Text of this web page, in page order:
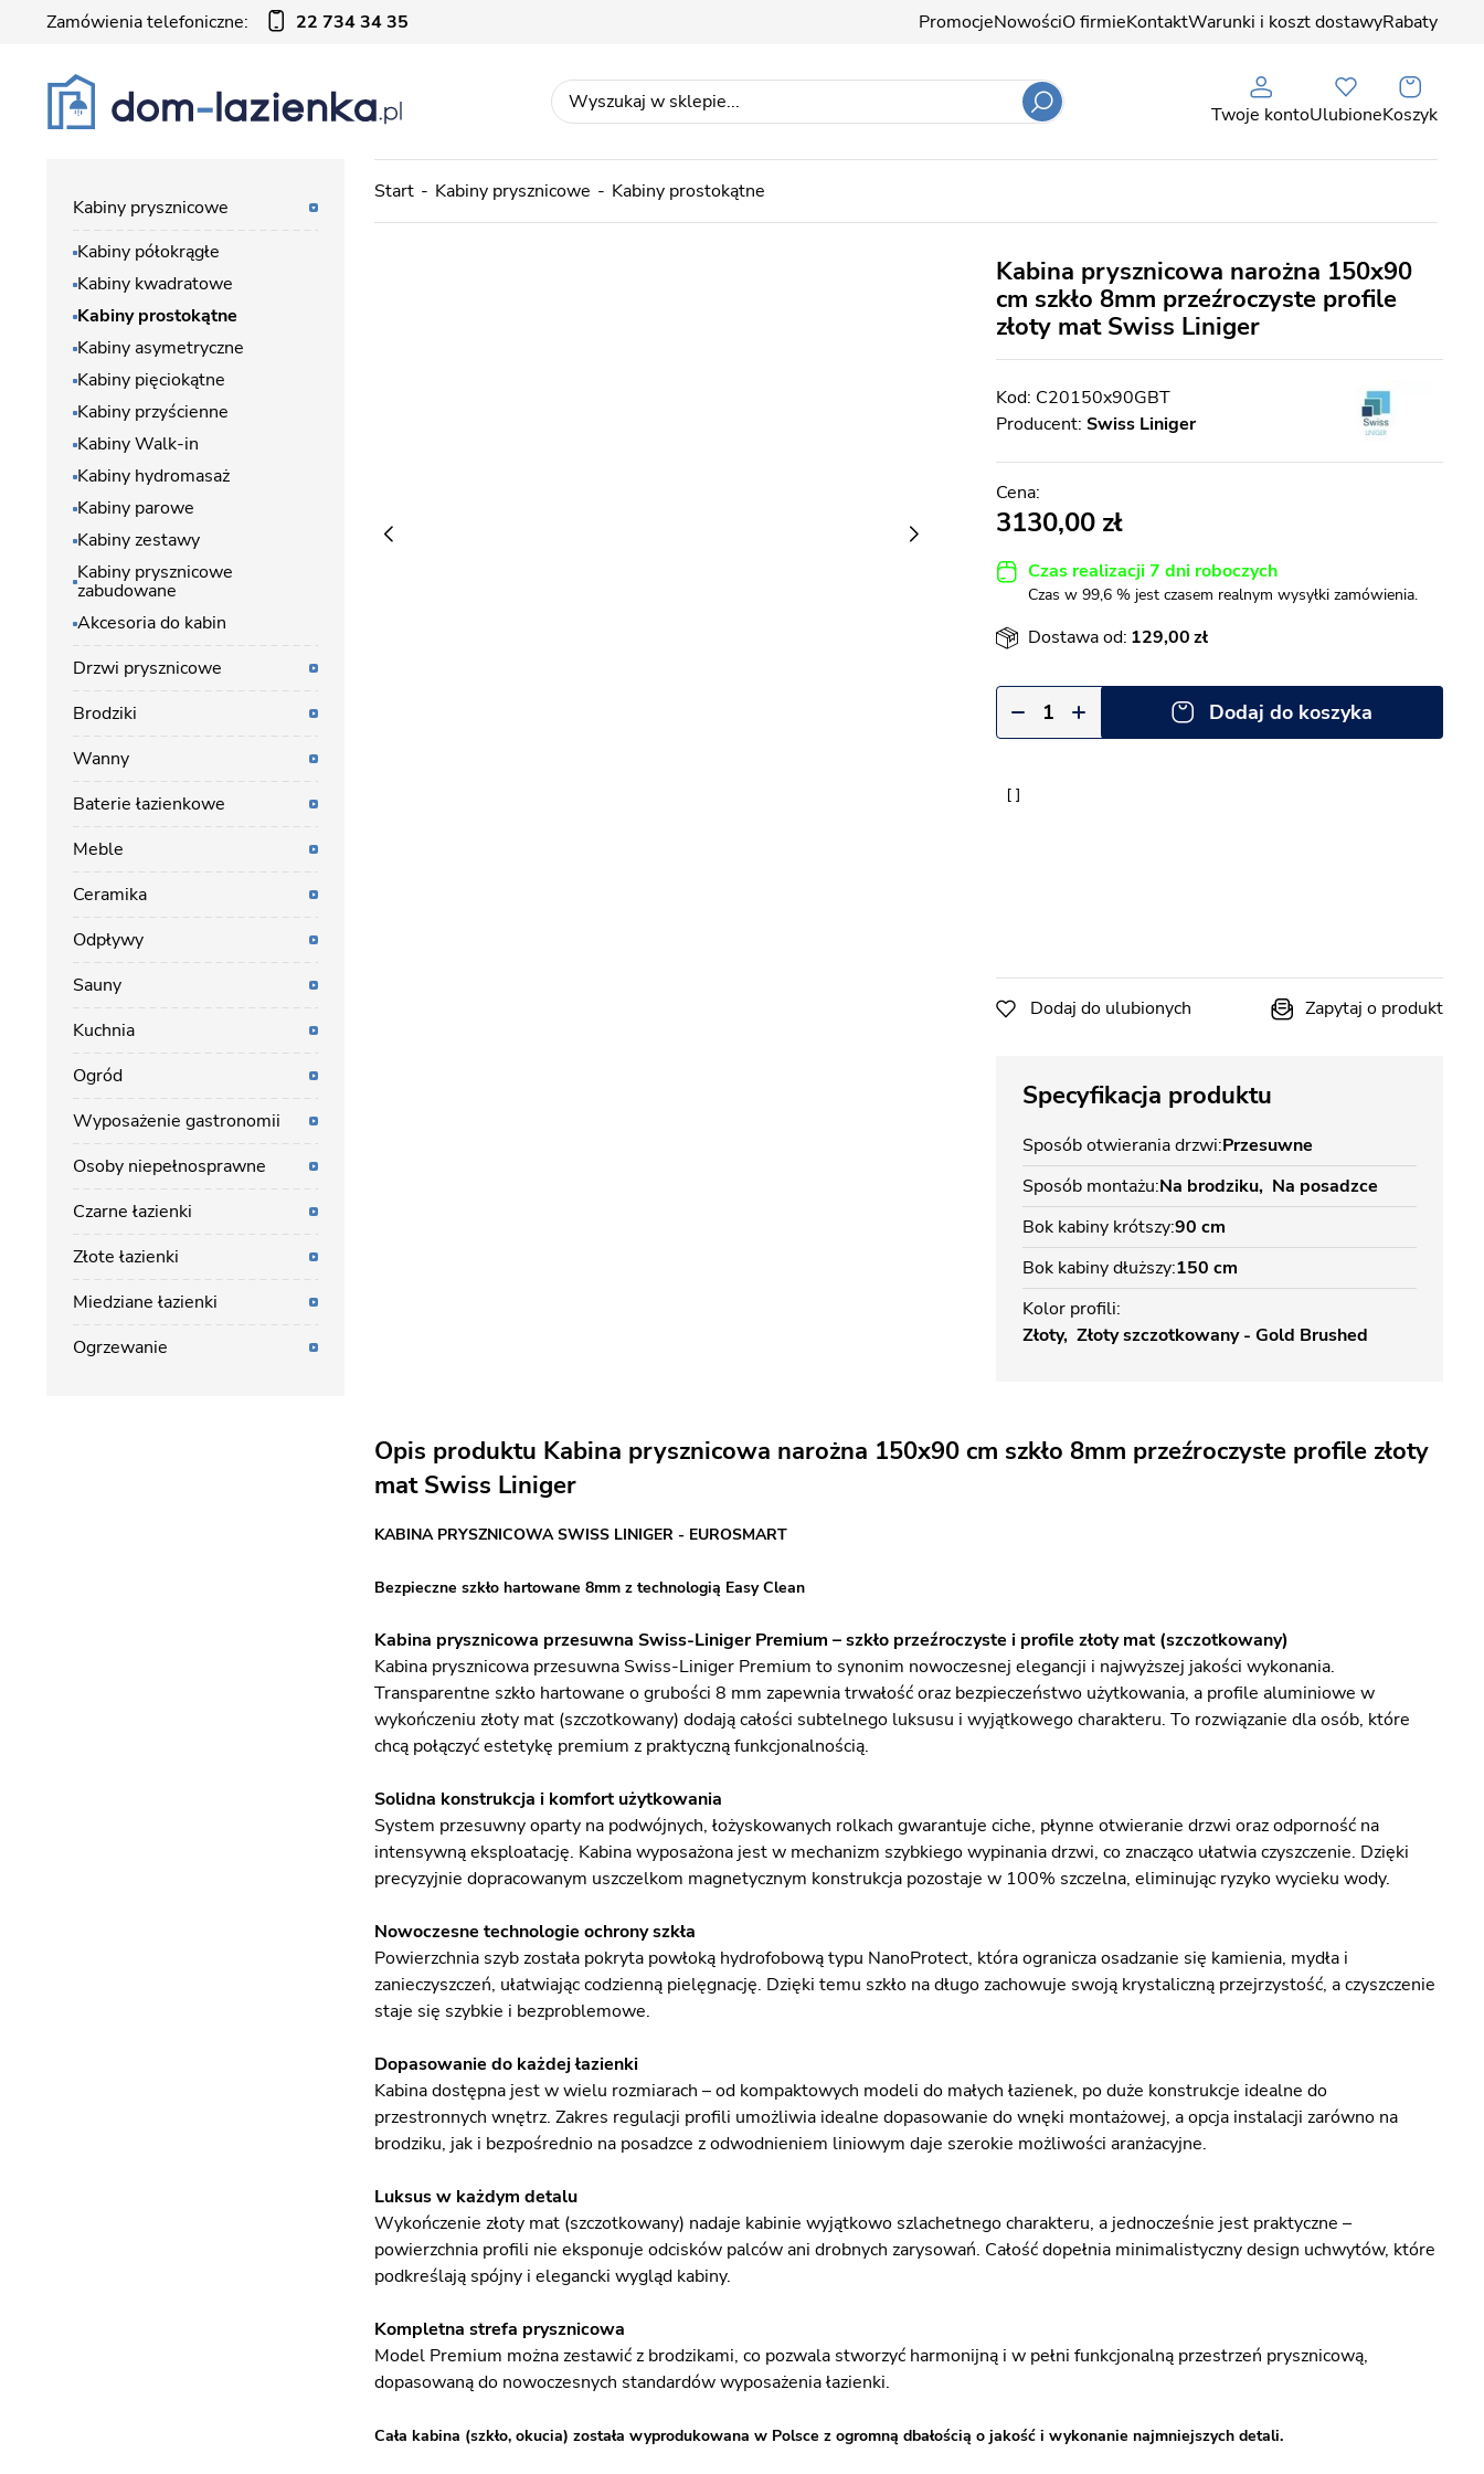
Zamówienia telefoniczne: 22 734 34 35 PromocjeNowościO firmieKontaktWarunki i koszt dostawyRabaty
Twoje kontoUlubioneKoszyk
Start Kabiny prysznicowe Kabiny prostokątne
Kabina prysznicowa narożna 150x90
cm szkło 8mm przeźroczyste profile
złoty mat Swiss Liniger
C20150x90GBT
Producent: Swiss Liniger
3130,00
Czas realizacji 7 dni roboczych
Czas w 99,6 % jest czasem realnym wysyłki zamówienia.
Dostawa od: 129,00
Dodaj do koszyka
Dodaj do ulubionych Zapytaj o produkt
Specyfikacja produktu
Sposób otwierania drzwi Przesuwne
Sposób montażu Na brodziku Na posadzce
Bok kabiny krótszy90 cm
Bok kabiny dłuższy 150 cm
Kolor profili
Złoty Złoty szczotkowany - Gold Brushed
Opis produktu Kabina prysznicowa narożna 150x90 cm szkło 8mm przeźroczyste profile złoty
mat Swiss Liniger
KABINA PRYSZNICOWA SWISS LINIGER - EUROSMART
Bezpieczne szkło hartowane 8mm z technologią Easy Clean
Kabina prysznicowa przesuwna Swiss-Liniger Premium – szkło przeźroczyste i profile złoty mat (szczotkowany)
Kabina prysznicowa przesuwna Swiss-Liniger Premium to synonim nowoczesnej elegancji i najwyższej jakości wykonania.
Transparentne szkło hartowane o grubości 8 mm zapewnia trwałość oraz bezpieczeństwo użytkowania, a profile aluminiowe w
wykończeniu złoty mat (szczotkowany) dodają całości subtelnego luksusu i wyjątkowego charakteru. To rozwiązanie dla osób, które
chcą połączyć estetykę premium z praktyczną funkcjonalnością.
Solidna konstrukcja i komfort użytkowania
System przesuwny oparty na podwójnych, łożyskowanych rolkach gwarantuje ciche, płynne otwieranie drzwi oraz odporność na
intensywną eksploatację. Kabina wyposażona jest w mechanizm szybkiego wypinania drzwi, co znacząco ułatwia czyszczenie. Dzięki
precyzyjnie dopracowanym uszczelkom magnetycznym konstrukcja pozostaje w 100% szczelna, eliminując ryzyko wycieku wody.
Nowoczesne technologie ochrony szkła
Powierzchnia szyb została pokryta powłoką hydrofobową typu NanoProtect, która ogranicza osadzanie się kamienia, mydła i
zanieczyszczeń, ułatwiając codzienną pielęgnację. Dzięki temu szkło na długo zachowuje swoją krystaliczną przejrzystość, a czyszczenie
staje się szybkie i bezproblemowe.
Dopasowanie do każdej łazienki
Kabina dostępna jest w wielu rozmiarach – od kompaktowych modeli do małych łazienek, po duże konstrukcje idealne do
przestronnych wnętrz. Zakres regulacji profili umożliwia idealne dopasowanie do wnęki montażowej, a opcja instalacji zarówno na
brodziku, jak i bezpośrednio na posadzce z odwodnieniem liniowym daje szerokie możliwości aranżacyjne.
Luksus w każdym detalu
Wykończenie złoty mat (szczotkowany) nadaje kabinie wyjątkowo szlachetnego charakteru, a jednocześnie jest praktyczne –
powierzchnia profili nie eksponuje odcisków palców ani drobnych zarysowań. Całość dopełnia minimalistyczny design uchwytów, które
podkreślają spójny i elegancki wygląd kabiny.
Kompletna strefa prysznicowa
Model Premium można zestawić z brodzikami, co pozwala stworzyć harmonijną i w pełni funkcjonalną przestrzeń prysznicową,
dopasowaną do nowoczesnych standardów wyposażenia łazienki.
Cała kabina (szkło, okucia) została wyprodukowana w Polsce z ogromną dbałością o jakość i wykonanie najmniejszych detali.
Kabiny prysznicowe
Kabiny półokrągłe
Kabiny kwadratowe
Kabiny prostokątne
Kabiny asymetryczne
Kabiny pięciokątne
Kabiny przyścienne
Kabiny Walk-in
Kabiny hydromasaż
Kabiny parowe
Kabiny zestawy
Kabiny prysznicowe
zabudowane
Akcesoria do kabin
Drzwi prysznicowe
Brodziki
Wanny
Baterie łazienkowe
Meble
Ceramika
Odpływy
Sauny
Kuchnia
Ogród
Wyposażenie gastronomii
Osoby niepełnosprawne
Czarne łazienki
Złote łazienki
Miedziane łazienki
Ogrzewanie